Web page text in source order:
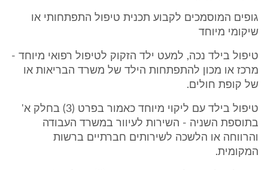
גופים המוסמכים לקבוע תכנית טיפול התפתחותי או
שיקומי מיוחד
טיפול בילד נכה, למעט ילד הזקוק לטיפול רפואי מיוחד -
מרכז או מכון להתפתחות הילד של משרד הבריאות או
של קופת חולים.
טיפול בילד עם ליקוי מיוחד כאמור בפרט (3) בחלק א'
בתוספת השניה - השירות לעיוור במשרד העבודה
והרווחה או הלשכה לשירותים חברתיים ברשות
המקומית.